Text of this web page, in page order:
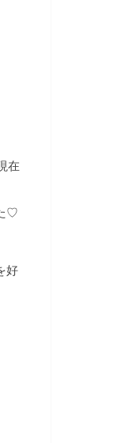
在
♡
好